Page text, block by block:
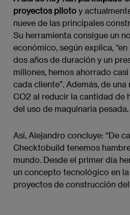
proyectos piloto y
nueve de las principales
Su herramienta consigue un
económico, según explica,
dos años de duración y un
millones, hemos ahorrado
cada cliente”. Además, de
CO2 al reducir la cantidad de
del uso de maquinaria pesada.
Así, Alejandro concluye: “De
Checktobuild tenemos
mundo. Desde el primer día
un concepto tecnológico en
proyectos de construcción del